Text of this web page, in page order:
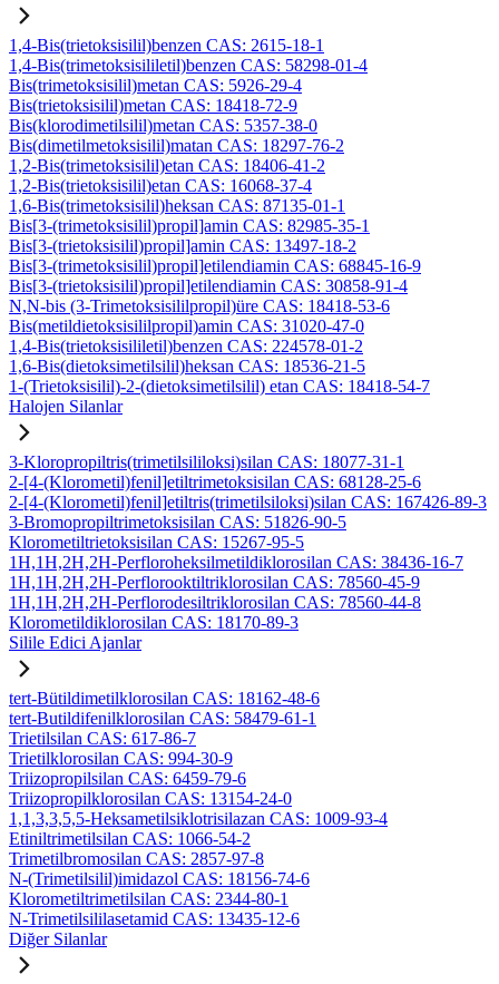
1,4-Bis(trietoksisilil)benzen CAS: 2615-18-1
1,4-Bis(trimetoksisililetil)benzen CAS: 58298-01-4
Bis(trimetoksisilil)metan CAS: 5926-29-4
Bis(trietoksisilil)metan CAS: 18418-72-9
Bis(klorodimetilsilil)metan CAS: 5357-38-0
Bis(dimetilmetoksisilil)matan CAS: 18297-76-2
1,2-Bis(trimetoksisilil)etan CAS: 18406-41-2
1,2-Bis(trietoksisilil)etan CAS: 16068-37-4
1,6-Bis(trimetoksisilil)heksan CAS: 87135-01-1
Bis[3-(trimetoksisilil)propil]amin CAS: 82985-35-1
Bis[3-(trietoksisilil)propil]amin CAS: 13497-18-2
Bis[3-(trimetoksisilil)propil]etilendiamin CAS: 68845-16-9
Bis[3-(trietoksisilil)propil]etilendiamin CAS: 30858-91-4
N,N-bis (3-Trimetoksisililpropil)üre CAS: 18418-53-6
Bis(metildietoksisililpropil)amin CAS: 31020-47-0
1,4-Bis(trietoksisililetil)benzen CAS: 224578-01-2
1,6-Bis(dietoksimetilsilil)heksan CAS: 18536-21-5
1-(Trietoksisilil)-2-(dietoksimetilsilil) etan CAS: 18418-54-7
Halojen Silanlar
3-Kloropropiltris(trimetilsililoksi)silan CAS: 18077-31-1
2-[4-(Klorometil)fenil]etiltrimetoksisilan CAS: 68128-25-6
2-[4-(Klorometil)fenil]etiltris(trimetilsiloksi)silan CAS: 167426-89-3
3-Bromopropiltrimetoksisilan CAS: 51826-90-5
Klorometiltrietoksisilan CAS: 15267-95-5
1H,1H,2H,2H-Perfloroheksilmetildiklorosilan CAS: 38436-16-7
1H,1H,2H,2H-Perflorooktiltriklorosilan CAS: 78560-45-9
1H,1H,2H,2H-Perflorodesiltriklorosilan CAS: 78560-44-8
Klorometildiklorosilan CAS: 18170-89-3
Silile Edici Ajanlar
tert-Bütildimetilklorosilan CAS: 18162-48-6
tert-Butildifenilklorosilan CAS: 58479-61-1
Trietilsilan CAS: 617-86-7
Trietilklorosilan CAS: 994-30-9
Triizopropilsilan CAS: 6459-79-6
Triizopropilklorosilan CAS: 13154-24-0
1,1,3,3,5,5-Heksametilsiklotrisilazan CAS: 1009-93-4
Etiniltrimetilsilan CAS: 1066-54-2
Trimetilbromosilan CAS: 2857-97-8
N-(Trimetilsilil)imidazol CAS: 18156-74-6
Klorometiltrimetilsilan CAS: 2344-80-1
N-Trimetilsililasetamid CAS: 13435-12-6
Diğer Silanlar